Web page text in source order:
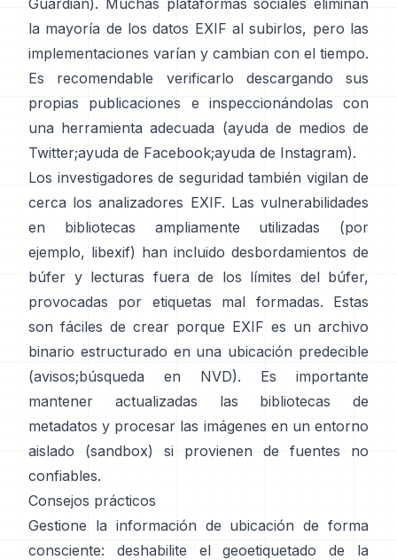
Guardian). Muchas plataformas sociales eliminan
la mayoría de los datos EXIF al subirlos, pero las
implementaciones varían y cambian con el tiempo.
Es recomendable verificarlo descargando sus
propias publicaciones e inspeccionándolas con
una herramienta adecuada (ayuda de medios de
Twitter;ayuda de Facebook;ayuda de Instagram).
Los investigadores de seguridad también vigilan de
cerca los analizadores EXIF. Las vulnerabilidades
en bibliotecas ampliamente utilizadas (por
ejemplo, libexif) han incluido desbordamientos de
búfer y lecturas fuera de los límites del búfer,
provocadas por etiquetas mal formadas. Estas
son fáciles de crear porque EXIF es un archivo
binario estructurado en una ubicación predecible
(avisos;búsqueda en NVD). Es importante
mantener actualizadas las bibliotecas de
metadatos y procesar las imágenes en un entorno
aislado (sandbox) si provienen de fuentes no
confiables.
Consejos prácticos
Gestione la información de ubicación de forma
consciente: deshabilite el geoetiquetado de la